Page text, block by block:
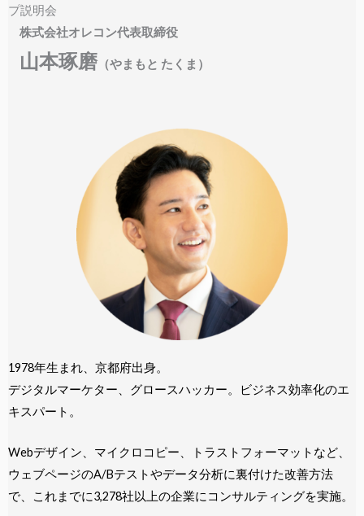
プ説明会
株式会社オレコン代表取締役
山本琢磨（やまもと たくま）
1978年生まれ、京都府出身。
デジタルマーケター、グロースハッカー。ビジネス効率化のエ
キスパート。
Webデザイン、マイクロコピー、トラストフォーマットなど、
ウェブページのA/Bテストやデータ分析に裏付けた改善方法
で、これまでに3,278社以上の企業にコンサルティングを実施。